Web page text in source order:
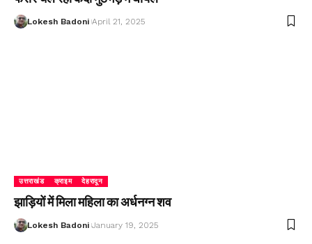
Lokesh Badoni April 21, 2025
उत्तराखंड क्राइम देहरादून
झाड़ियों में मिला महिला का अर्धनग्न शव
Lokesh Badoni January 19, 2025